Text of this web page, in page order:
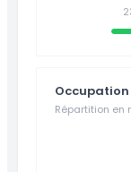
Occupation
Répartition en